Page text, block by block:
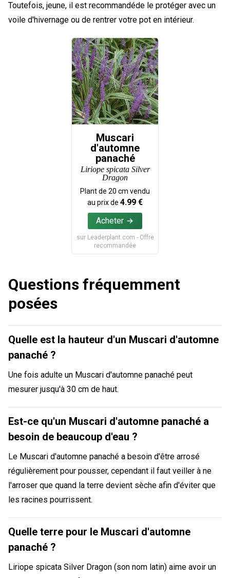
Toutefois, jeune, il est recommandéde le protéger avec un
voile d'hivernage ou de rentrer votre pot en intérieur.
Muscari
d'automne
panaché
Liriope spicata Silver
Dragon
Plant de 20 cm vendu
au prix de 4.99 €
Acheter
sur Leaderplant.com - Offre
recommandée
Questions fréquemment
posées
Quelle est la hauteur d'un Muscari d'automne
panaché ?
Une fois adulte un Muscari d'automne panaché peut
mesurer jusqu'à 30 cm de haut.
Est-ce qu'un Muscari d'automne panaché a
besoin de beaucoup d'eau ?
Le Muscari d'automne panaché a besoin d'être arrosé
régulièrement pour pousser, cependant il faut veiller à ne
l'arroser que quand la terre devient sèche afin d'éviter que
les racines pourrissent.
Quelle terre pour le Muscari d'automne
panaché ?
Liriope spicata Silver Dragon (son nom latin) aime avoir un